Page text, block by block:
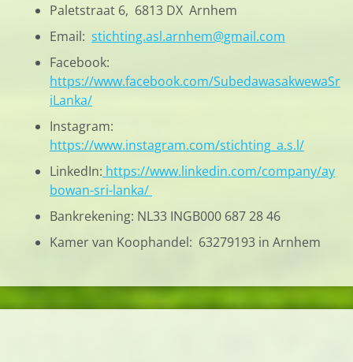
Paletstraat 6, 6813 DX Arnhem
Email: stichting.asl.arnhem@gmail.com
Facebook:
https://www.facebook.com/SubedawasakwewaSr
iLanka/
Instagram:
https://www.instagram.com/stichting_a.s.l/
LinkedIn: https://www.linkedin.com/company/ay
bowan-sri-lanka/
Bankrekening: NL33 INGB000 687 28 46
Kamer van Koophandel: 63279193 in Arnhem